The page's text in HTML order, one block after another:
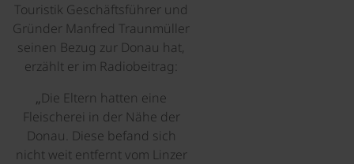
Touristik Geschäftsführer und
Gründer Manfred Traunmüller
seinen Bezug zur Donau hat,
erzählt er im Radiobeitrag:
„Die Eltern hatten eine
Fleischerei in der Nähe der
Donau. Diese befand sich
nicht weit entfernt vom Linzer